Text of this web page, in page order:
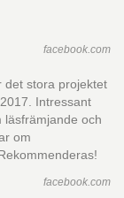
facebook.com
det stora projektet
Intressant
och
om
facebook.com